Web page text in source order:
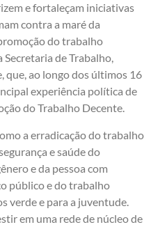
e fortaleçam iniciativas
contra a maré da
do trabalho
Secretaria de Trabalho,
que, ao longo dos últimos 16
experiência política de
do Trabalho Decente.
a erradicação do trabalho
e saúde do
e da pessoa com
público e do trabalho
verde e para a juventude.
em uma rede de núcleo de